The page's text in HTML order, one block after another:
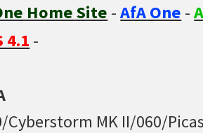
Home Site -AfA One -
4.1 -
Cyberstorm MK II/060/